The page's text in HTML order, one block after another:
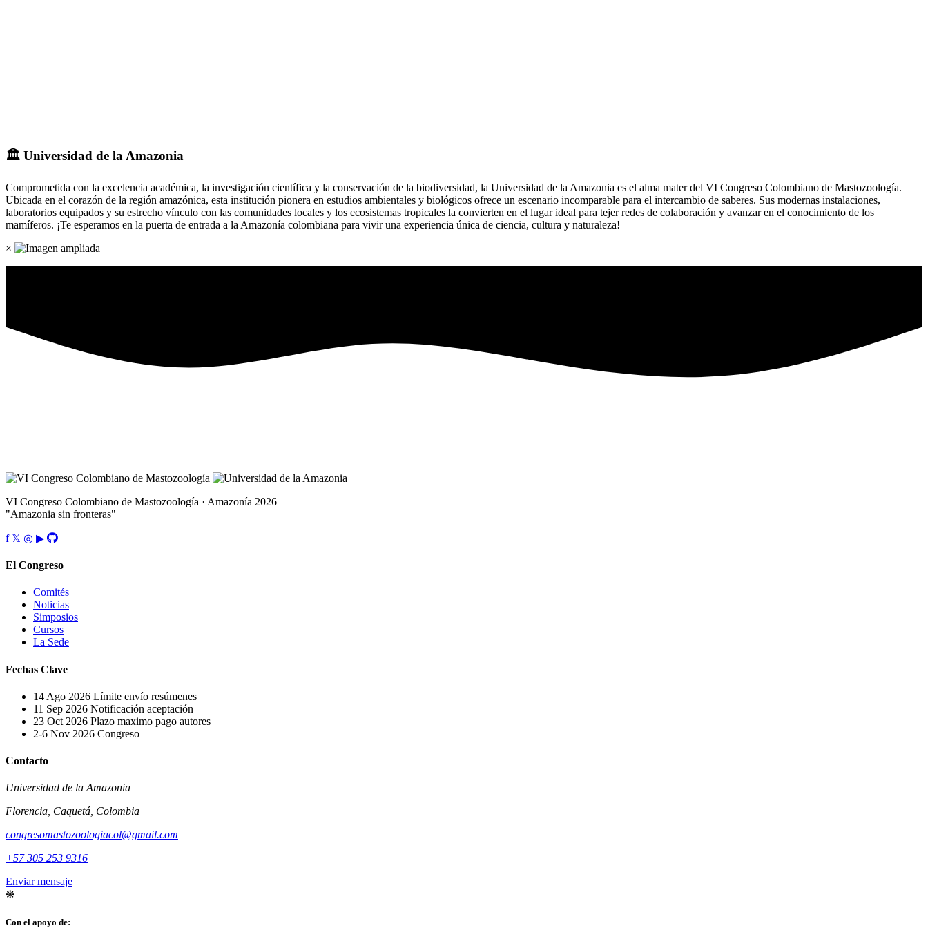
🏛 Universidad de la Amazonia
Comprometida con la excelencia académica, la investigación científica y la conservación de la biodiversidad, la Universidad de la Amazonia es el alma mater del VI Congreso Colombiano de Mastozoología.
Ubicada en el corazón de la región amazónica, esta institución pionera en estudios ambientales y biológicos ofrece un escenario incomparable para el intercambio de saberes. Sus modernas instalaciones,
laboratorios equipados y su estrecho vínculo con las comunidades locales y los ecosistemas tropicales la convierten en el lugar ideal para tejer redes de colaboración y avanzar en el conocimiento de los
mamíferos. ¡Te esperamos en la puerta de entrada a la Amazonía colombiana para vivir una experiencia única de ciencia, cultura y naturaleza!
×
VI Congreso Colombiano de Mastozoología · Amazonía 2026
"Amazonia sin fronteras"
f 𝕏 ◎ ▶
El Congreso
Comités
Noticias
Simposios
Cursos
La Sede
Fechas Clave
14 Ago 2026 Límite envío resúmenes
11 Sep 2026 Notificación aceptación
23 Oct 2026 Plazo maximo pago autores
2-6 Nov 2026 Congreso
Contacto
Universidad de la Amazonia
Florencia, Caquetá, Colombia
congresomastozoologiacol@gmail.com
+57 305 253 9316
Enviar mensaje
❋
Con el apoyo de: